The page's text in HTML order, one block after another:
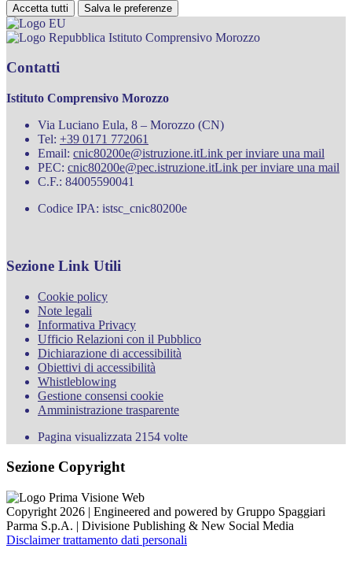
Accetta tutti Salva le preferenze
Istituto Comprensivo Morozzo
Contatti
Istituto Comprensivo Morozzo
Via Luciano Eula, 8 – Morozzo (CN)
Tel: +39 0171 772061
Email: cnic80200e@istruzione.itLink per inviare una mail
PEC: cnic80200e@pec.istruzione.itLink per inviare una mail
C.F.: 84005590041
Codice IPA: istsc_cnic80200e
Sezione Link Utili
Cookie policy
Note legali
Informativa Privacy
Ufficio Relazioni con il Pubblico
Dichiarazione di accessibilità
Obiettivi di accessibilità
Whistleblowing
Gestione consensi cookie
Amministrazione trasparente
Pagina visualizzata 2154 volte
Sezione Copyright
Copyright 2026 | Engineered and powered by Gruppo Spaggiari
Parma S.p.A. | Divisione Publishing & New Social Media
Disclaimer trattamento dati personali